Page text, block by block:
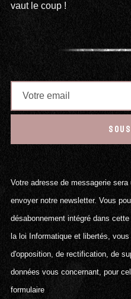
vaut le coup !
Votre adresse de messagerie
envoyer notre newsletter. Vous
désabonnement intégré dans
la loi Informatique et libertés,
d'opposition, de rectification, de
données vous concernant, pour
formulaire